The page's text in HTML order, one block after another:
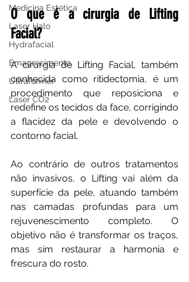
Medicina Estética
Laser Halo
Hydrafacial
Emagrecimento
Ultraformer
Laser CO2
O que é a cirurgia de Lifting
Facial?
A cirurgia de Lifting Facial, também
conhecida como ritidectomia, é um
procedimento que reposiciona e
redefine os tecidos da face, corrigindo
a flacidez da pele e devolvendo o
contorno facial.
Ao contrário de outros tratamentos
não invasivos, o Lifting vai além da
superfície da pele, atuando também
nas camadas profundas para um
rejuvenescimento completo. O
objetivo não é transformar os traços,
mas sim restaurar a harmonia e
frescura do rosto.